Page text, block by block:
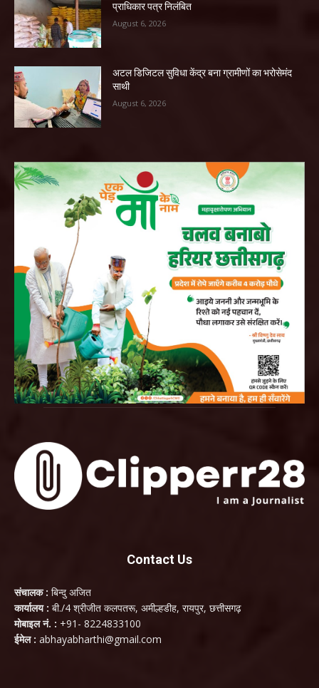
प्राधिकार पत्र निलंबित
August 6, 2026
अटल डिजिटल सुविधा केंद्र बना ग्रामीणों का भरोसेमंद
साथी
August 6, 2026
Contact Us
संचालक : बिन्दु अजित
कार्यालय : बी./4 श्रीजीत कलपतरू, अमील्हडीह, रायपुर, छत्तीसगढ़
मोबाइल नं. : +91- 8224833100
ईमेल : abhayabharthi@gmail.com